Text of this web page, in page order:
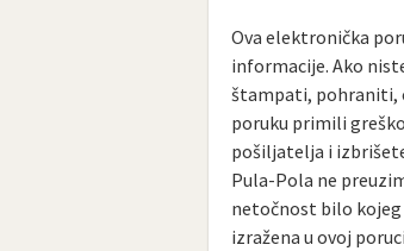
Ova elektronička
informacije. Ako
štampati, pohraniti,
poruku primili
pošiljatelja i
Pula-Pola ne
netočnost bilo kojeg
izražena u ovoj